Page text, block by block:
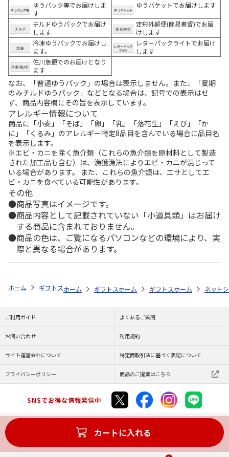
ゆうパック等でお届けしま
す
ゆうパケットでお届けします
チルドゆうパックでお届け
します
定形外郵便(簡易書留)でお届
けします
冷凍ゆうパックでお届けし
ます。
レターパックライトでお届け
します
佐川急便でのお届けとなり
ます
なお、「普通ゆうパック」の場合は表示しません。また、「夏期
のみチルドゆうパック」などとなる場合は、記号での表示はせ
ず、商品内容欄にその旨を表示しています。
アレルギー情報について
商品に「小麦」「そば」「卵」「乳」「落花生」「えび」「か
に」「くるみ」のアレルギー特定8品目を含んでいる場合に品目名
を表示します。
※エビ・カニを除く魚介類（これらの魚介類を原材料として製造
された加工品も含む）は、漁獲漁法によりエビ・カニが混じって
いる場合があります。 また、これらの魚介類は、エサとしてエ
ビ・カニを食べている可能性があります。
その他
商品写真はイメージです。
商品内容として記載されていない「小道具類」はお届け
する商品に含まれておりません。
商品の色は、ご覧になるパソコンなどの環境により、実
際と異なる場合があります。
カートに入れる
ホーム ギフトストア お中元・夏ギフト特集 2026 おすすめ ご当地
ホーム ギフトストア お中元・夏ギフト特集 2026
ホーム ギフトストア お中元・
ホーム ネット
ご利用ガイド よくあるご質問
お問い合わせ 利用規約
サイト運営会社について 特定商取引法に基づく表記について
プライバシーポリシー 商品のご提案はこちら
SNSでお得な情報発信中